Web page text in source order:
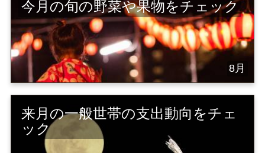
今月の旬の野菜や果物をチェック
8月
来月の一般世帯の支出動向をチェ
ック